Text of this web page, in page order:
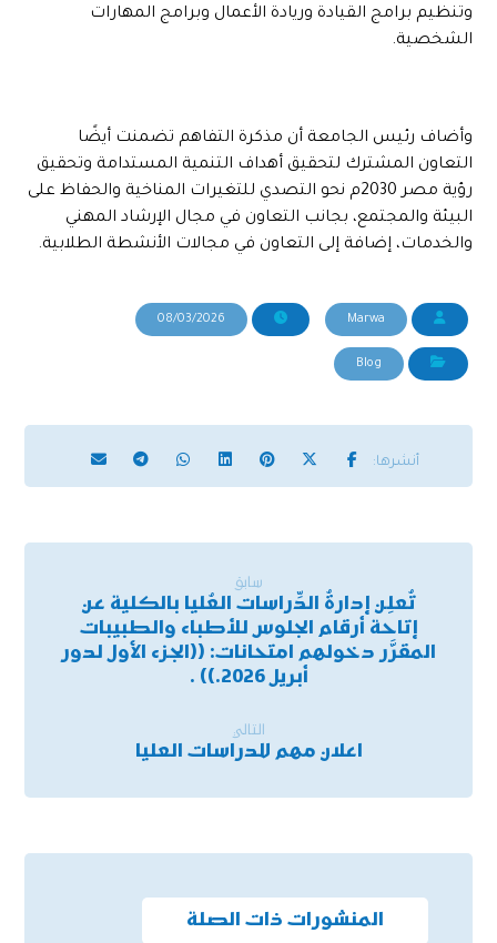
وتنظيم برامج القيادة وريادة الأعمال وبرامج المهارات
الشخصية.
وأضاف رئيس الجامعة أن مذكرة التفاهم تضمنت أيضًا
التعاون المشترك لتحقيق أهداف التنمية المستدامة وتحقيق
رؤية مصر 2030م نحو التصدي للتغيرات المناخية والحفاظ على
البيئة والمجتمع، بجانب التعاون في مجال الإرشاد المهني
والخدمات، إضافة إلى التعاون في مجالات الأنشطة الطلابية.
Marwa
08/03/2026
Blog
سابق
تُعلِن إدارةُ الدِّراسات العُليا بالكلية عن
إتاحة أرقام الجلوس للأطباء والطبيبات
المقرَّر دخولهم امتحانات: ((الجزء الأول لدور
أبريل 2026.)) .
التالي
اعلان مهم للدراسات العليا
المنشورات ذات الصلة